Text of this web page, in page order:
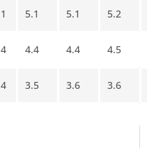
5.1 5.1 5.2
4.4 4.4 4.5
3.5 3.6 3.6